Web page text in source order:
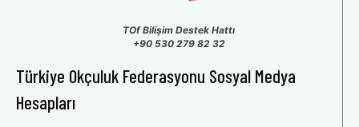
TOf Bilişim Destek Hattı
+90 530 279 82 32
Türkiye Okçuluk Federasyonu Sosyal Medya
Hesapları